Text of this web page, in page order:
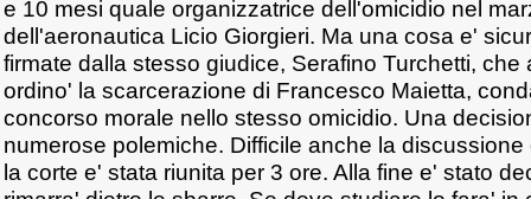
e 10 mesi quale organizzatrice dell'omicidio nel
dell'aeronautica Licio Giorgieri. Ma una cosa e'
firmate dalla stesso giudice, Serafino Turchetti, che
ordino' la scarcerazione di Francesco Maietta,
concorso morale nello stesso omicidio. Una
numerose polemiche. Difficile anche la
la corte e' stata riunita per 3 ore. Alla fine e' stato